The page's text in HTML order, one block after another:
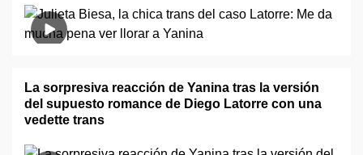
La sorpresiva reacción de Yanina tras la versión
del supuesto romance de Diego Latorre con una
vedette trans